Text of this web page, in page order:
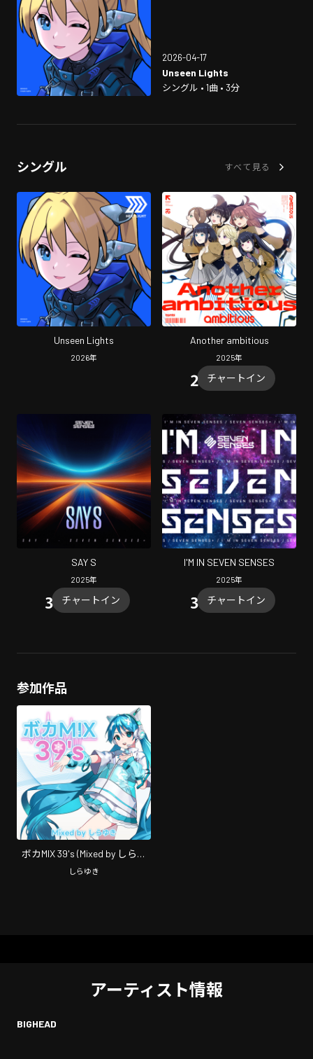
2026-04-17
Unseen Lights
シングル • 1曲 • 3分
シングル すべて見る
Unseen Lights
2026年
Another ambitious
2025年
チャートイン
SAY S
2025年
チャートイン
I'M IN SEVEN SENSES
2025年
チャートイン
参加作品
ボカMIX 39's (Mixed by しらゆ
き) [DJ Mix]
しらゆき
アーティスト情報
BIGHEAD